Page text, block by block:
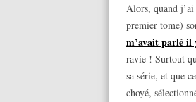
Alors, quand
premier tome)
m’avait parlé il
ravie ! Surtout
sa série, et que
choyé,